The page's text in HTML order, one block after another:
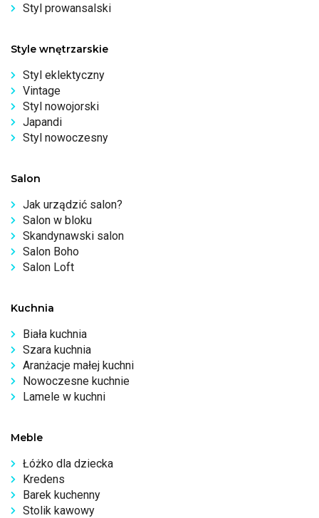
Styl prowansalski
Style wnętrzarskie
Styl eklektyczny
Vintage
Styl nowojorski
Japandi
Styl nowoczesny
Salon
Jak urządzić salon?
Salon w bloku
Skandynawski salon
Salon Boho
Salon Loft
Kuchnia
Biała kuchnia
Szara kuchnia
Aranżacje małej kuchni
Nowoczesne kuchnie
Lamele w kuchni
Meble
Łóżko dla dziecka
Kredens
Barek kuchenny
Stolik kawowy